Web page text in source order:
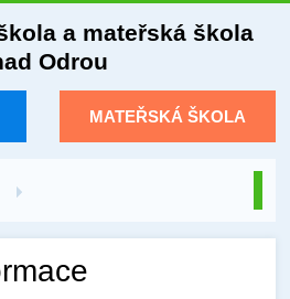
a mateřská škola
Odrou
MATEŘSKÁ ŠKOLA